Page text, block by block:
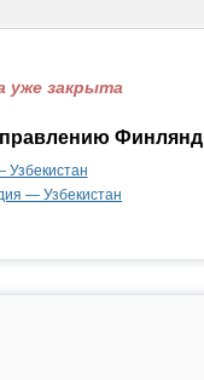
уже закрыта
— Узбекистан